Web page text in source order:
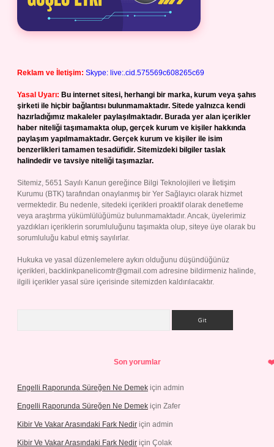
Reklam ve İletişim: Skype: live:.cid.575569c608265c69
Yasal Uyarı: Bu internet sitesi, herhangi bir marka, kurum veya şahıs
şirketi ile hiçbir bağlantısı bulunmamaktadır. Sitede yalnızca kendi
hazırladığımız makaleler paylaşılmaktadır. Burada yer alan içerikler
haber niteliği taşımamakta olup, gerçek kurum ve kişiler hakkında
paylaşım yapılmamaktadır. Gerçek kurum ve kişiler ile isim
benzerlikleri tamamen tesadüfidir. Sitemizdeki bilgiler taslak
halindedir ve tavsiye niteliği taşımazlar.
Sitemiz, 5651 Sayılı Kanun gereğince Bilgi Teknolojileri ve İletişim
Kurumu (BTK) tarafından onaylanmış bir Yer Sağlayıcı olarak hizmet
vermektedir. Bu nedenle, sitedeki içerikleri proaktif olarak denetleme
veya araştırma yükümlülüğümüz bulunmamaktadır. Ancak, üyelerimiz
yazdıkları içeriklerin sorumluluğunu taşımakta olup, siteye üye olarak bu
sorumluluğu kabul etmiş sayılırlar.
Hukuka ve yasal düzenlemelere aykırı olduğunu düşündüğünüz
içerikleri, backlinkpanelicomtr@gmail.com adresine bildirmeniz halinde,
ilgili içerikler yasal süre içerisinde sitemizden kaldırılacaktır.
Son yorumlar
Engelli Raporunda Süreğen Ne Demek için admin
Engelli Raporunda Süreğen Ne Demek için Zafer
Kibir Ve Vakar Arasındaki Fark Nedir için admin
Kibir Ve Vakar Arasındaki Fark Nedir için Çolak